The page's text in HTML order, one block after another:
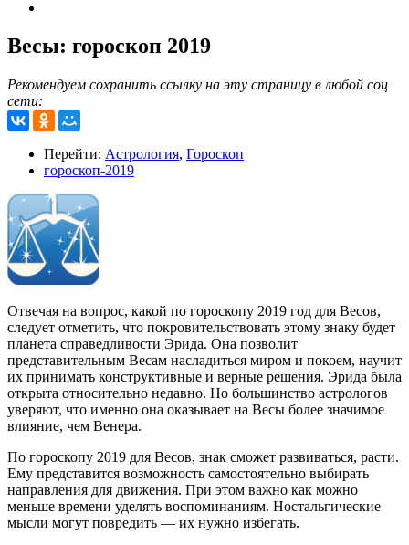
Весы: гороскоп 2019
Рекомендуем сохранить ссылку на эту страницу в любой соц
сети:
Перейти: Астрология, Гороскоп
гороскоп-2019
Отвечая на вопрос, какой по гороскопу 2019 год для Весов,
следует отметить, что покровительствовать этому знаку будет
планета справедливости Эрида. Она позволит
представительным Весам насладиться миром и покоем, научит
их принимать конструктивные и верные решения. Эрида была
открыта относительно недавно. Но большинство астрологов
уверяют, что именно она оказывает на Весы более значимое
влияние, чем Венера.
По гороскопу 2019 для Весов, знак сможет развиваться, расти.
Ему представится возможность самостоятельно выбирать
направления для движения. При этом важно как можно
меньше времени уделять воспоминаниям. Ностальгические
мысли могут повредить — их нужно избегать.